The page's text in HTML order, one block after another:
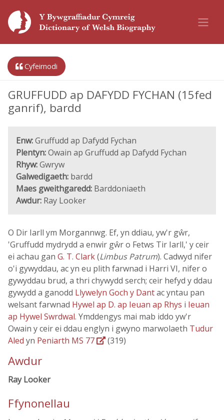
Cyfeirnodi
GRUFFUDD ap DAFYDD FYCHAN (15fed
ganrif), bardd
Enw:Gruffudd ap Dafydd Fychan
Plentyn:Owain ap Gruffudd ap Dafydd Fychan
Rhyw:Gwryw
Galwedigaeth: bardd
Maes gweithgaredd: Barddoniaeth
Awdur: Ray Looker
O Dir Iarll ym Morgannwg. Ef, yn ddiau, yw'r gŵr,
'Gruffudd mydrydd a enwir gŵr o Fetws Tir Iarll,' y ceir
ei achau gan G. T. Clark(Limbus Patrum). Cadwyd nifer
o'i gywyddau, ac yn eu plith farwnad i Harri VI, nifer o
gywyddau brud, a thri chywydd serch; ceir hefyd y ddau
gywydd a ganodd Llywelyn Goch y Dantac yntau pan
welsant farwnad Hywel ap D. ap Ieuan ap Rhys i Ieuan
ap Hywel Swrdwal. Ymddengys mai mab iddo yw'r
Owain y ceir ei ddau englyn i gwyno marwolaeth Tudur
Aled yn Peniarth MS 77 (319)
Awdur
Ray Looker
Ffynonellau